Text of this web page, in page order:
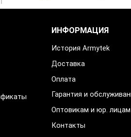
ИНФОРМАЦИЯ
История Armytek
Доставка
Оплата
Гарантия и
Оптовикам и юр. лицам
Контакты